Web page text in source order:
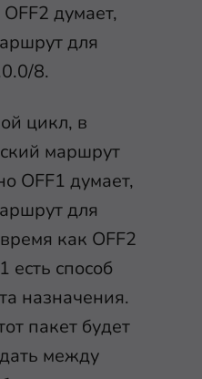
думает,
для
8.
цикл, в
маршрут
OFF1 думает,
для
как OFF2
есть способ
назначения.
пакет будет
между